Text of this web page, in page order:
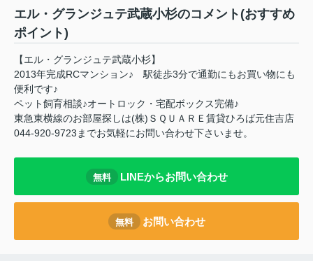
エル・グランジュテ武蔵小杉のコメント(おすすめ
ポイント)
【エル・グランジュテ武蔵小杉】
2013年完成RCマンション♪ 駅徒歩3分で通勤にもお買い物にも
便利です♪
ペット飼育相談♪オートロック・宅配ボックス完備♪
東急東横線のお部屋探しは(株)ＳＱＵＡＲＥ賃貸ひろば元住吉店
044-920-9723までお気軽にお問い合わせ下さいませ。
無料 LINEからお問い合わせ
無料 お問い合わせ